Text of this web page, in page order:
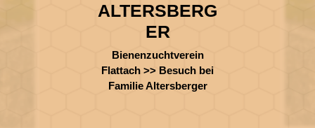
ALTERSBERG
ER
Bienenzuchtverein
Flattach >> Besuch bei
Familie Altersberger